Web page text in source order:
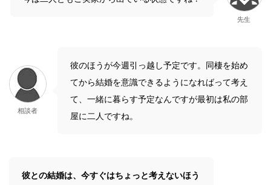
先生
相談者
彼のほうが今週引っ越し予定です。同棲を始め
てから結婚を意識できるようになればって考え
て、一緒に暮らす予定なんですが最初は私の部
屋に二人ですね。
彼との結婚は、今すぐはちょっと考えないほう